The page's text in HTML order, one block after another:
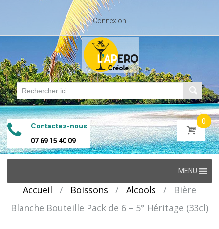
Connexion
Contactez-nous
07 69 15 40 09
0
content
MENU
Accueil / Boissons / Alcools /
Bière
Blanche Bouteille Pack de 6 – 5° Héritage (33cl)